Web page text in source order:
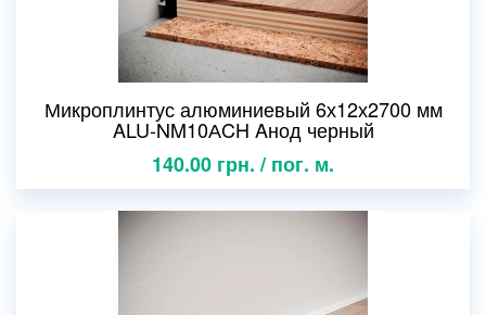
Микроплинтус алюминиевый 6х12х2700 мм
ALU-NM10АCH Aнод черный
140.00 грн. / пог. м.